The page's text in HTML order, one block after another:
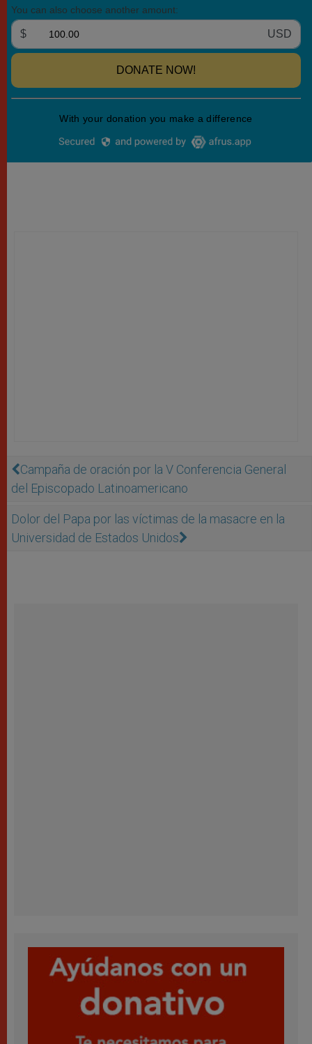
Campaña de oración por la V Conferencia General
del Episcopado Latinoamericano
Dolor del Papa por las víctimas de la masacre en la
Universidad de Estados Unidos